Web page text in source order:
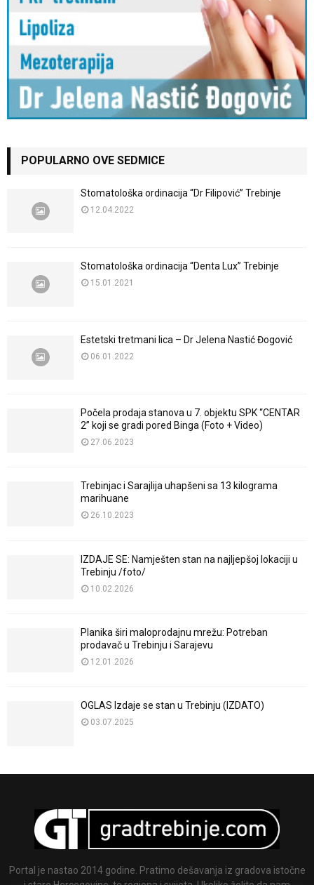
POPULARNO OVE SEDMICE
Stomatološka ordinacija “Dr Filipović” Trebinje
12.04.2022
Stomatološka ordinacija “Denta Lux” Trebinje
15.01.2021
Estetski tretmani lica – Dr Jelena Nastić Đogović
06.01.2022
Počela prodaja stanova u 7. objektu SPK “CENTAR
2” koji se gradi pored Binga (Foto + Video)
27.06.2023
Trebinjac i Sarajlija uhapšeni sa 13 kilograma
marihuane
26.10.2023
IZDAJE SE: Namješten stan na najljepšoj lokaciji u
Trebinju /foto/
10.02.2026
Planika širi maloprodajnu mrežu: Potreban
prodavač u Trebinju i Sarajevu
12.01.2026
OGLAS Izdaje se stan u Trebinju (IZDATO)
03.07.2025
Portal je nastao 2014 godine. Pratimo dešavanja iz gradova istočne